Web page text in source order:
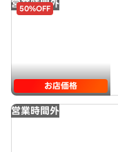
営業時間外
50%OFF
お店価格
営業時間外